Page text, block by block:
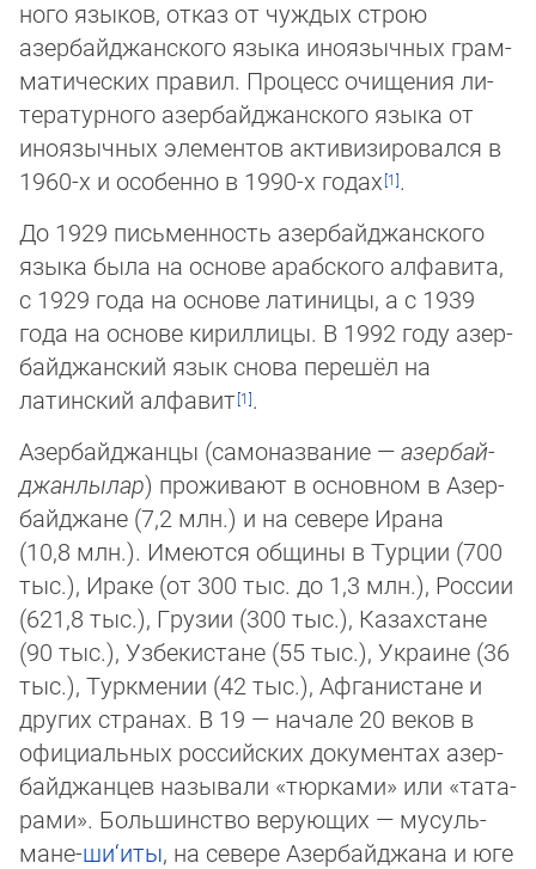
ного язы­ков, от­каз от чу­ж­дых строю
азербайджанского языка ино­языч­ных грам­
ма­тических пра­вил. Про­цесс очи­ще­ния ли­
те­ра­тур­но­го азер­бай­джан­ского язы­ка от
ино­языч­ных эле­мен­тов ак­ти­ви­зи­ро­вал­ся в
1960-х и осо­бен­но в 1990-х годах
.
До 1929 пись­мен­ность азер­бай­джан­ского
язы­ка была на ос­но­ве арабского ал­фа­ви­та,
с 1929 года на ос­но­ве латиницы, а с 1939
года на ос­но­ве кириллицы. В 1992 году азер­
байджанский язык сно­ва пе­ре­шёл на
латинский ал­фа­вит
.
Азербайджанцы (са­мо­на­зва­ние —азер­бай­
джан­лы­лар) проживают в основном в Азер­
бай­джа­не (7,2 млн.) и на се­ве­ре Ира­на
(10,8 млн.). Имеются общины в Тур­ции (700
тыс.), Ира­ке (от 300 тыс. до 1,3 млн.), Рос­сии
(621,8 тыс.), Гру­зии (300 тыс.), Ка­зах­ста­не
(90 тыс.), Уз­бе­ки­ста­не (55 тыс.), Ук­раи­не (36
тыс.), Турк­ме­нии (42 тыс.), Аф­га­ни­ста­не и
других стра­нах. В 19 — начале 20 веков в
официальных российских до­ку­мен­тах азер­
бай­джанцев на­зы­ва­ли «тюр­ка­ми» или «та­та­
ра­ми». Большинство ве­рую­щих — му­суль­
ма­не-ши‘и­ты, на се­ве­ре Азер­бай­джа­на и юге